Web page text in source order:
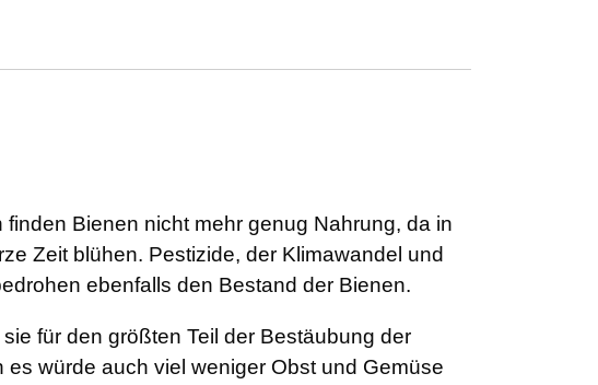
Bienen nicht mehr genug Nahrung, da in
Zeit blühen. Pestizide, der Klimawandel und
ebenfalls den Bestand der Bienen.
für den größten Teil der Bestäubung der
würde auch viel weniger Obst und Gemüse